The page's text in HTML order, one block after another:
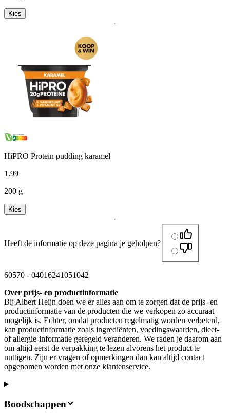
Kies
HiPRO Protein pudding karamel
1 .99
200 g
Kies
Heeft de informatie op deze pagina je geholpen?
60570 - 04016241051042
Over prijs- en productinformatie
Bij Albert Heijn doen we er alles aan om te zorgen dat de prijs- en
productinformatie van de producten die we verkopen zo accuraat
mogelijk is. Echter, omdat producten regelmatig worden verbeterd,
kan productinformatie zoals ingrediënten, voedingswaarden, dieet-
of allergie-informatie geregeld veranderen. We raden je daarom aan
om altijd eerst de verpakking te lezen alvorens het product te
nuttigen. Zijn er vragen of opmerkingen dan kan altijd contact
opgenomen worden met onze klantenservice.
Boodschappen